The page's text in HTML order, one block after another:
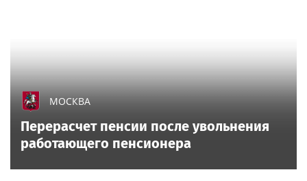
МОСКВА
Перерасчет пенсии после увольнения
работающего пенсионера